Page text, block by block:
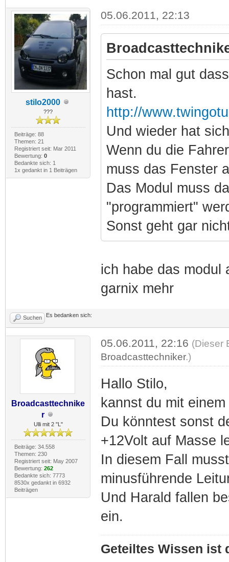
stilo2000
???
Beiträge: 88
Themen: 21
Registriert seit: Mar 2011
Bewertung: 0
Bedankte sich: 1
1x gedankt in 1 Beiträgen
05.06.2011, 22:13
Schon mal gut
hast.
http://
Und wieder hat
Wenn du die
muss das Fenster
Das Modul muss
"programmiert"
Sonst geht gar
ich habe das modul
garnix mehr
Suchen Es bedanken sich:
Broadcasttechnike
r
Ulli mit 2 "L"
Beiträge: 34.558
Themen: 230
Registriert seit: May 2007
Bewertung: 262
Bedankte sich: 7773
8530x gedankt in 6932
Beiträgen
05.06.2011, 22:16 (Dieser
Broadcasttechniker.)
Hallo Stilo,
kannst du mit
Du könntest sonst
+12Volt auf Masse
In diesem Fall
minusführende
Und Harald fallen
ein.
Geteiltes Wissen ist